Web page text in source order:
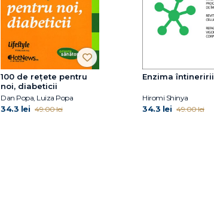
100 de reţete pentru
noi, diabeticii
Dan Popa, Luiza Popa
34.3 lei 49.00 lei
Enzima întineririi
Hiromi Shinya
34.3 lei 49.00 lei